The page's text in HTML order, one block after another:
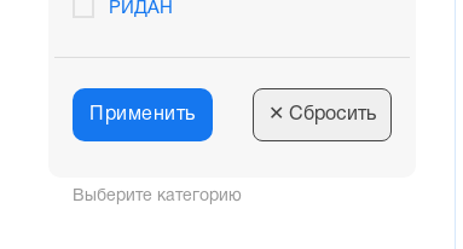
Выберите категорию
РИДАН
Применить ✕ Сбросить